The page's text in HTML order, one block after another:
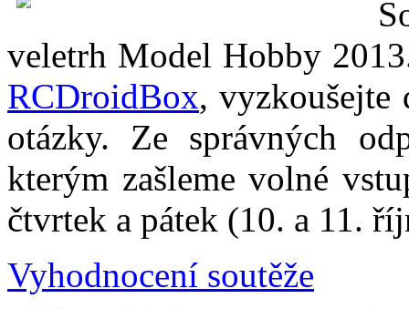
veletrh Model Hobby
RCDroidBox, vyzkoušejte
otázky. Ze správných
kterým zašleme volné
čtvrtek a pátek (10. a 11.
Vyhodnocení soutěže